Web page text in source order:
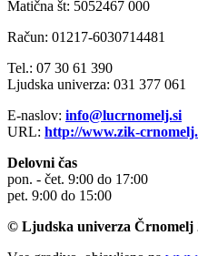
Matična št: 5052467 000
Račun: 01217-6030714481
Tel.: 07 30 61 390
Ljudska univerza: 031 377 061
E-naslov: info@lucrnomelj.si
URL: http://www.zik-
Delovni čas
pon. - čet. 9:00 do 17:00
pet. 9:00 do 15:00
© Ljudska univerza Črnomelj